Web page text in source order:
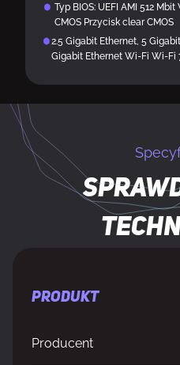
Typ BIOS: UEFI AMI 512
CMOS Przycisk clear CMOS
2.5 Gigabit Ethernet, 5
Gigabit Ethernet Wi-Fi Wi-Fi
PRODUKT
Producent